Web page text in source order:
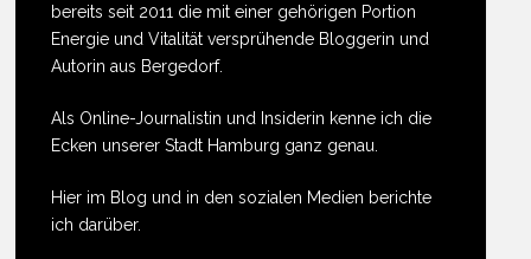
bereits seit 2011 die mit einer gehörigen Portion
Energie und Vitalität versprühende Bloggerin und
Autorin aus Bergedorf.
Als Online-Journalistin und Insiderin kenne ich die
Ecken unserer Stadt Hamburg ganz genau.
Hier im Blog und in den sozialen Medien berichte
ich darüber.